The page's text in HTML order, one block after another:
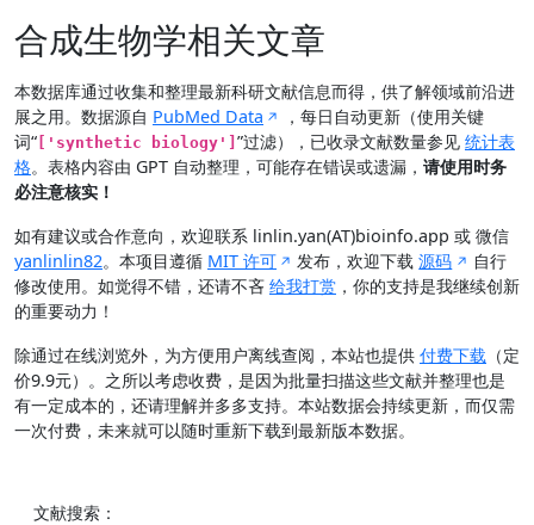
合成生物学相关文章
本数据库通过收集和整理最新科研文献信息而得，供了解领域前沿进
展之用。数据源自 PubMed Data
，每日自动更新（使用关键
词“ ['synthetic biology'] ”过滤），已收录文献数量参见 统计表
格。表格内容由 GPT 自动整理，可能存在错误或遗漏， 请使用时务
必注意核实！
如有建议或合作意向，欢迎联系 linlin.yan(AT)bioinfo.app 或 微信
yanlinlin82。本项目遵循 MIT 许可 发布，欢迎下载源码
自行
修改使用。如觉得不错，还请不吝 给我打赏 ，你的支持是我继续创新
的重要动力！
除通过在线浏览外，为方便用户离线查阅，本站也提供 付费下载 （定
价9.9元）。之所以考虑收费，是因为批量扫描这些文献并整理也是
有一定成本的，还请理解并多多支持。本站数据会持续更新，而仅需
一次付费，未来就可以随时重新下载到最新版本数据。
文献搜索：